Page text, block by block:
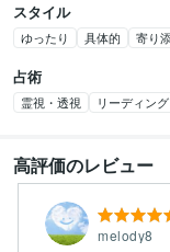
スタイル
ゆったり 具体的 寄り
占術
霊視・透視 リーディング
高評価のレビュー
melody8